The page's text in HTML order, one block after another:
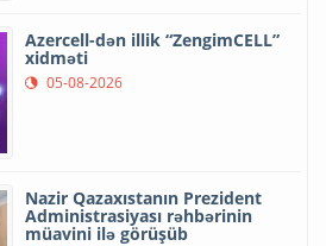
Azercell-dən illik “ZengimCELL”
xidməti
05-08-2026
Nazir Qazaxıstanın Prezident
Administrasiyası rəhbərinin
müavini ilə görüşüb